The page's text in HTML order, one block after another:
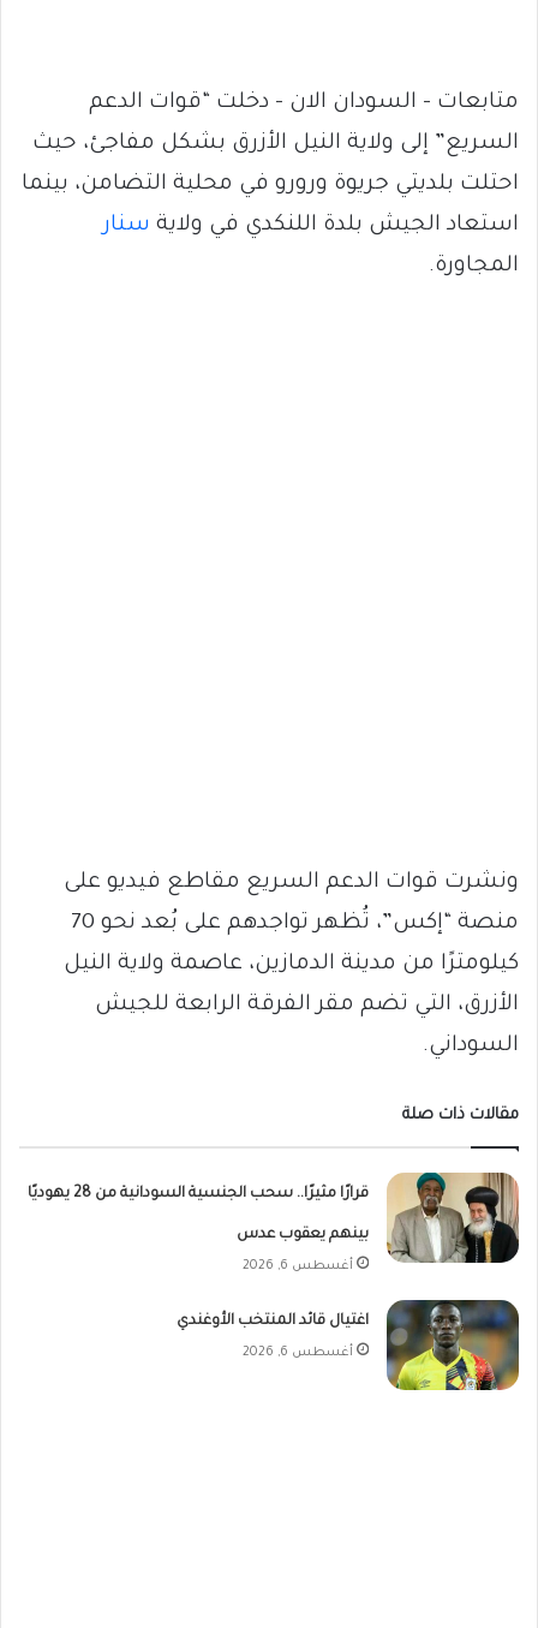
متابعات – السودان الان – دخلت “قوات الدعم
السريع” إلى ولاية النيل الأزرق بشكل مفاجئ، حيث
احتلت بلديتي جريوة ورورو في محلية التضامن، بينما
استعاد الجيش بلدة اللنكدي في ولاية سنار
المجاورة.
ونشرت قوات الدعم السريع مقاطع فيديو على
منصة “إكس”، تُظهر تواجدهم على بُعد نحو 70
كيلومترًا من مدينة الدمازين، عاصمة ولاية النيل
الأزرق، التي تضم مقر الفرقة الرابعة للجيش
السوداني.
مقالات ذات صلة
قرارًا مثيرًا.. سحب الجنسية السودانية من 28 يهوديًا
بينهم يعقوب عدس
أغسطس 6, 2026
اغتيال قائد المنتخب الأوغندي
أغسطس 6, 2026